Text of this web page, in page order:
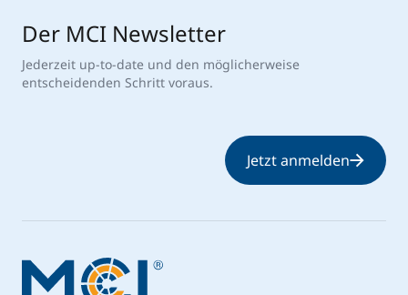
Der MCI Newsletter
Jederzeit up-to-date und den möglicherweise
entscheidenden Schritt voraus.
Jetzt anmelden